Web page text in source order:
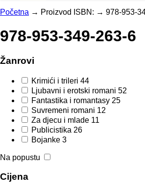
Početna → Proizvod ISBN: → 978-953-
978-953-349-263-6
Žanrovi
Krimići i trileri 44
Ljubavni i erotski romani 52
Fantastika i romantasy 25
Suvremeni romani 12
Za djecu i mlade 11
Publicistika 26
Bojanke 3
Na popustu
Cijena